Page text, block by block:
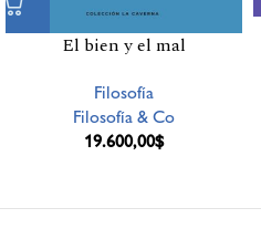
El bien y el mal
Filosofía
Filosofía & Co
19.600,00$